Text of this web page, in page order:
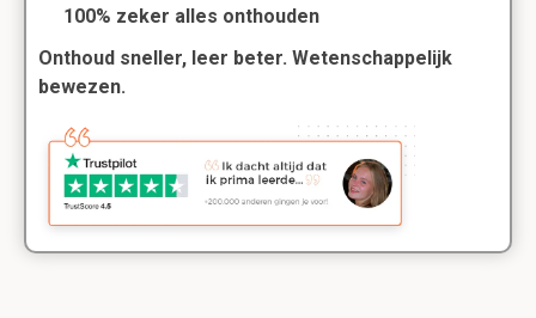
100% zeker alles onthouden
Onthoud sneller, leer beter. Wetenschappelijk
bewezen.